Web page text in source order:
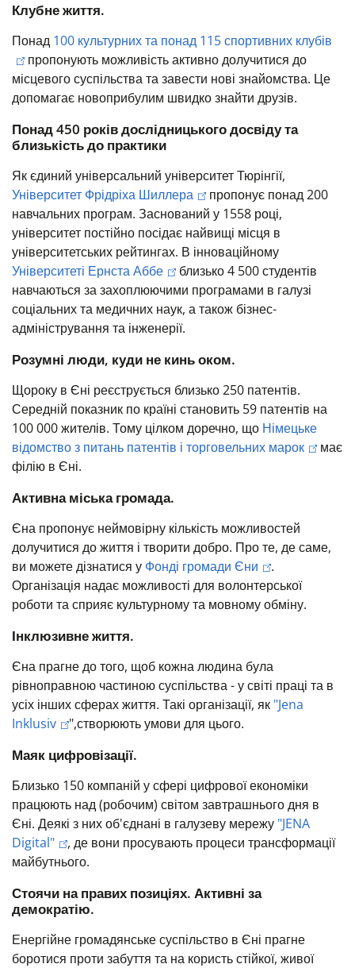
Клубне життя.
Понад 100 культурних та понад 115 спортивних клубів
пропонують можливість активно долучитися до
місцевого суспільства та завести нові знайомства. Це
допомагає новоприбулим швидко знайти друзів.
Понад 450 років дослідницького досвіду та
близькість до практики
Як єдиний універсальний університет Тюрінгії,
Університет Фрідріха Шиллера
пропонує понад 200
навчальних програм. Заснований у 1558 році,
університет постійно посідає найвищі місця в
університетських рейтингах. В інноваційному
Університеті Ернста Аббе
близько 4 500 студентів
навчаються за захоплюючими програмами в галузі
соціальних та медичних наук, а також бізнес-
адміністрування та інженерії.
Розумні люди, куди не кинь оком.
Щороку в Єні реєструється близько 250 патентів.
Середній показник по країні становить 59 патентів на
100 000 жителів. Тому цілком доречно, що Німецьке
відомство з питань патентів і торговельних марок
має
філію в Єні.
Активна міська громада.
Єна пропонує неймовірну кількість можливостей
долучитися до життя і творити добро. Про те, де саме,
ви можете дізнатися у Фонді громади Єни
.
Організація надає можливості для волонтерської
роботи та сприяє культурному та мовному обміну.
Інклюзивне життя.
Єна прагне до того, щоб кожна людина була
рівноправною частиною суспільства - у світі праці та в
усіх інших сферах життя. Такі організації, як "Jena
Inklusiv
",створюють умови для цього.
Маяк цифровізації.
Близько 150 компаній у сфері цифрової економіки
працюють над (робочим) світом завтрашнього дня в
Єні. Деякі з них об'єднані в галузеву мережу "JENA
Digital"
, де вони просувають процеси трансформації
майбутнього.
Стоячи на правих позиціях. Активні за
демократію.
Енергійне громадянське суспільство в Єні прагне
боротися проти забуття та на користь стійкої, живої